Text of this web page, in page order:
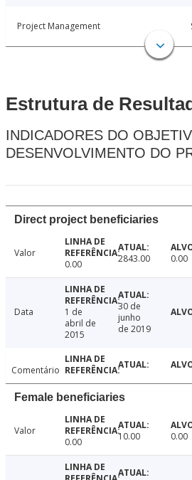
Project Management
Estrutura de
INDICADORES DO
DESENVOLVIMENTO DO
Direct project beneficiaries
Valor
0.00
2843.00 0.00
Data
1 de
abril de
2015
30 de
junho
de 2019
Comentário
Female beneficiaries
Valor
0.00
10.00 0.00